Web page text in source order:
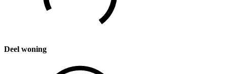
Deel woning